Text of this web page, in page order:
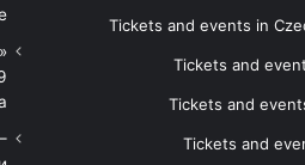
Tickets and events in
Tickets and
Tickets and
Tickets and